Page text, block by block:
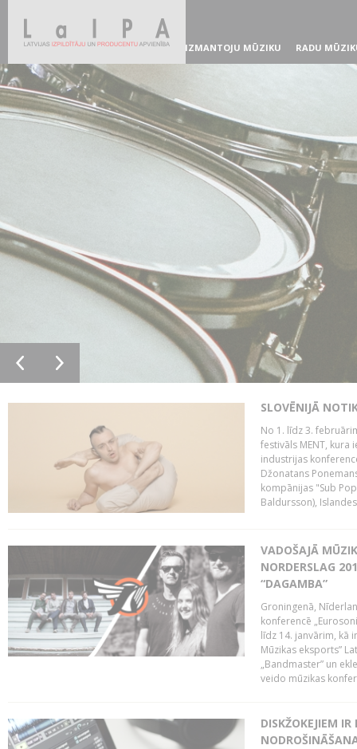
IZMANTOJU MŪZIKU RADU
SLOVĒNIJĀ
No 1. līdz 3.
festivāls MENT, kura
industrijas
Džonatans
kompānijas "Sub
Baldursson),
VADOŠAJĀ
NORDERSLAG
“DAGAMBA”
Groningenā,
konferencē
līdz 14. janvārim, kā
Mūzikas eksports”
„Bandmaster” un
veido mūzikas
DISKŽOKEJIEM